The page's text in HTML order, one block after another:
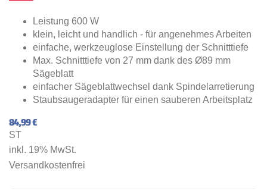
Leistung 600 W
klein, leicht und handlich - für angenehmes Arbeiten
einfache, werkzeuglose Einstellung der Schnitttiefe
Max. Schnitttiefe von 27 mm dank des Ø89 mm
Sägeblatt
einfacher Sägeblattwechsel dank Spindelarretierung
Staubsaugeradapter für einen sauberen Arbeitsplatz
84,99 €
ST
inkl. 19% MwSt.
Versandkostenfrei